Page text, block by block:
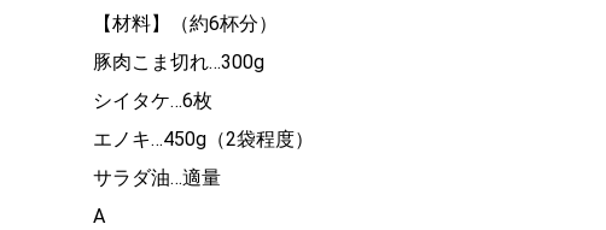
【材料】（約6杯分）
豚肉こま切れ…300g
シイタケ…6枚
エノキ…450g（2袋程度）
サラダ油…適量
A